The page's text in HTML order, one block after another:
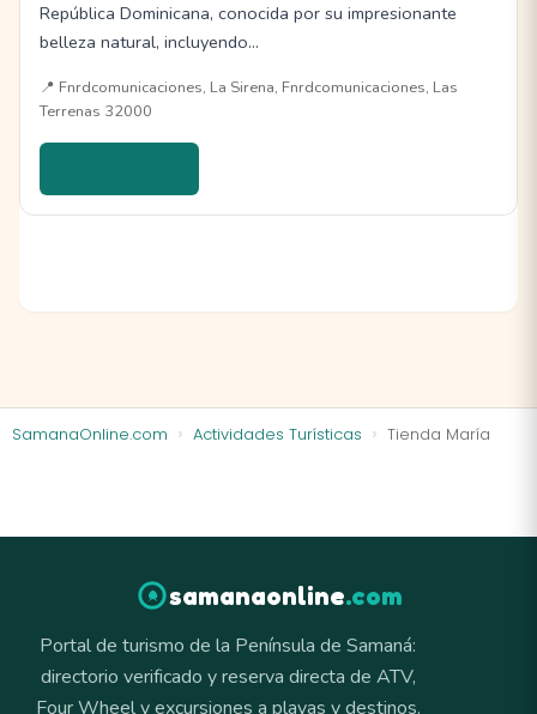
República Dominicana, conocida por su impresionante
belleza natural, incluyendo…
📍 Fnrdcomunicaciones, La Sirena, Fnrdcomunicaciones, Las
Terrenas 32000
SamanaOnline.com Actividades Turísticas Tienda María
samanaonline.com
Portal de turismo de la Península de Samaná:
directorio verificado y reserva directa de ATV,
Four Wheel y excursiones a playas y destinos.